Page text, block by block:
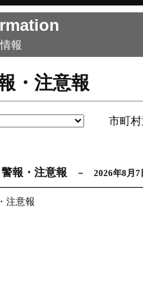
報
・注意報
市町村
報・注意報 － 2026年8月7
注意報